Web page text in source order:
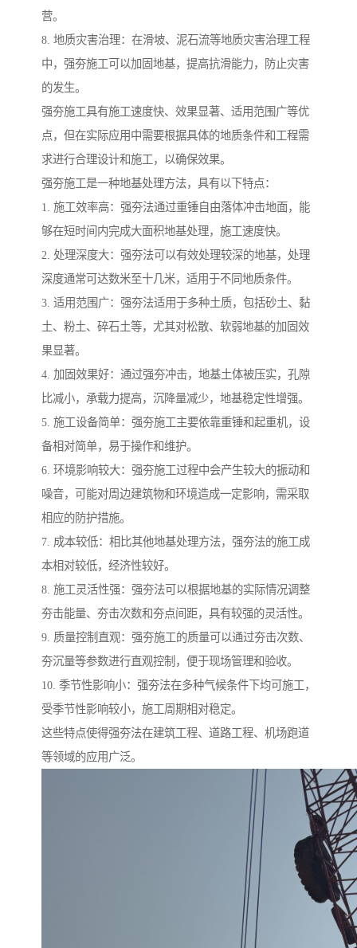
营。
8. 地质灾害治理：在滑坡、泥石流等地质灾害治理工程
中，强夯施工可以加固地基，提高抗滑能力，防止灾害
的发生。
强夯施工具有施工速度快、效果显著、适用范围广等优
点，但在实际应用中需要根据具体的地质条件和工程需
求进行合理设计和施工，以确保效果。
强夯施工是一种地基处理方法，具有以下特点：
1. 施工效率高：强夯法通过重锤自由落体冲击地面，能
够在短时间内完成大面积地基处理，施工速度快。
2. 处理深度大：强夯法可以有效处理较深的地基，处理
深度通常可达数米至十几米，适用于不同地质条件。
3. 适用范围广：强夯法适用于多种土质，包括砂土、黏
土、粉土、碎石土等，尤其对松散、软弱地基的加固效
果显著。
4. 加固效果好：通过强夯冲击，地基土体被压实，孔隙
比减小，承载力提高，沉降量减少，地基稳定性增强。
5. 施工设备简单：强夯施工主要依靠重锤和起重机，设
备相对简单，易于操作和维护。
6. 环境影响较大：强夯施工过程中会产生较大的振动和
噪音，可能对周边建筑物和环境造成一定影响，需采取
相应的防护措施。
7. 成本较低：相比其他地基处理方法，强夯法的施工成
本相对较低，经济性较好。
8. 施工灵活性强：强夯法可以根据地基的实际情况调整
夯击能量、夯击次数和夯点间距，具有较强的灵活性。
9. 质量控制直观：强夯施工的质量可以通过夯击次数、
夯沉量等参数进行直观控制，便于现场管理和验收。
10. 季节性影响小：强夯法在多种气候条件下均可施工，
受季节性影响较小，施工周期相对稳定。
这些特点使得强夯法在建筑工程、道路工程、机场跑道
等领域的应用广泛。